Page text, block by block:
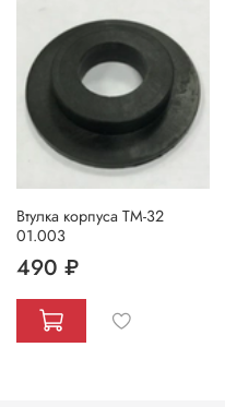
Втулка корпуса ТМ-32
01.003
490 ₽